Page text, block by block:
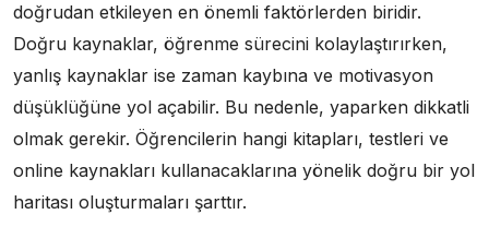
doğrudan etkileyen en önemli faktörlerden biridir.
Doğru kaynaklar, öğrenme sürecini kolaylaştırırken,
yanlış kaynaklar ise zaman kaybına ve motivasyon
düşüklüğüne yol açabilir. Bu nedenle, yaparken dikkatli
olmak gerekir. Öğrencilerin hangi kitapları, testleri ve
online kaynakları kullanacaklarına yönelik doğru bir yol
haritası oluşturmaları şarttır.